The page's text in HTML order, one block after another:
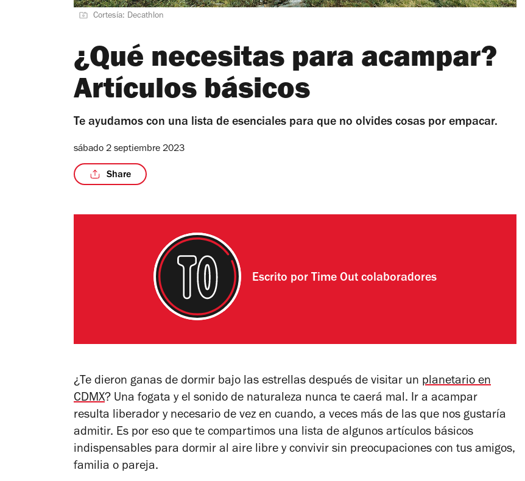
Cortesía: Decathlon
¿Qué necesitas para acampar?
Artículos básicos
Te ayudamos con una lista de esenciales para que no olvides cosas por empacar.
sábado 2 septiembre 2023
Share
Escrito por Time Out colaboradores
¿Te dieron ganas de dormir bajo las estrellas después de visitar un planetario en
CDMX? Una fogata y el sonido de naturaleza nunca te caerá mal. Ir a acampar
resulta liberador y necesario de vez en cuando, a veces más de las que nos gustaría
admitir. Es por eso que te compartimos una lista de algunos artículos básicos
indispensables para dormir al aire libre y convivir sin preocupaciones con tus amigos,
familia o pareja.